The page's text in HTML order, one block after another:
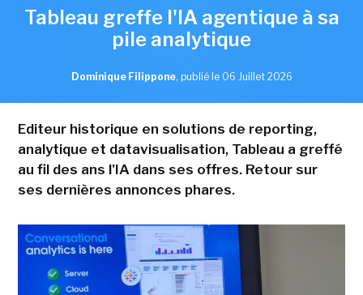
Tableau greffe l'IA agentique à sa
pile analytique
Dominique Filippone, publié le 06 Juillet 2026
Editeur historique en solutions de reporting,
analytique et datavisualisation, Tableau a greffé
au fil des ans l'IA dans ses offres. Retour sur
ses dernières annonces phares.